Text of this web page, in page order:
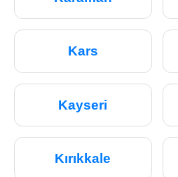
Kars
Kayseri
Kırıkkale